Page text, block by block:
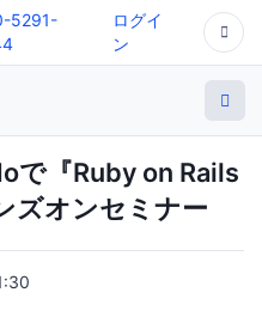
5291-
ログイ
ン
で『Ruby on Rails
ズオンセミナー